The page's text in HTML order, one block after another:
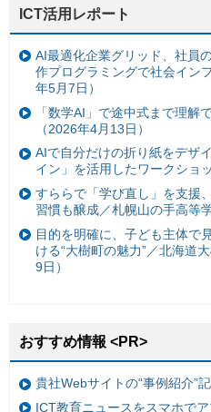
ICT活用レポート
AI最適化企業グリッド、社員
作プログラミングで社会イン
年5月7日）
「数学AI」で途中式まで理解
（2026年4月13日）
AIで自分だけの折り紙をデザ
イン」を活用したワークショ
すららで「学び直し」を支援
習慣も醸成／札幌山の手高等
目的を明確に、子ども主体で
ける“大樹町の魅力”／北海道
9日）
おすすめ情報 <PR>
貴社Webサイトの“事例紹介”
ICT教育ニュースをスマホで